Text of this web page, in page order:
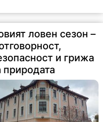
ловен сезон –
и грижа
природата